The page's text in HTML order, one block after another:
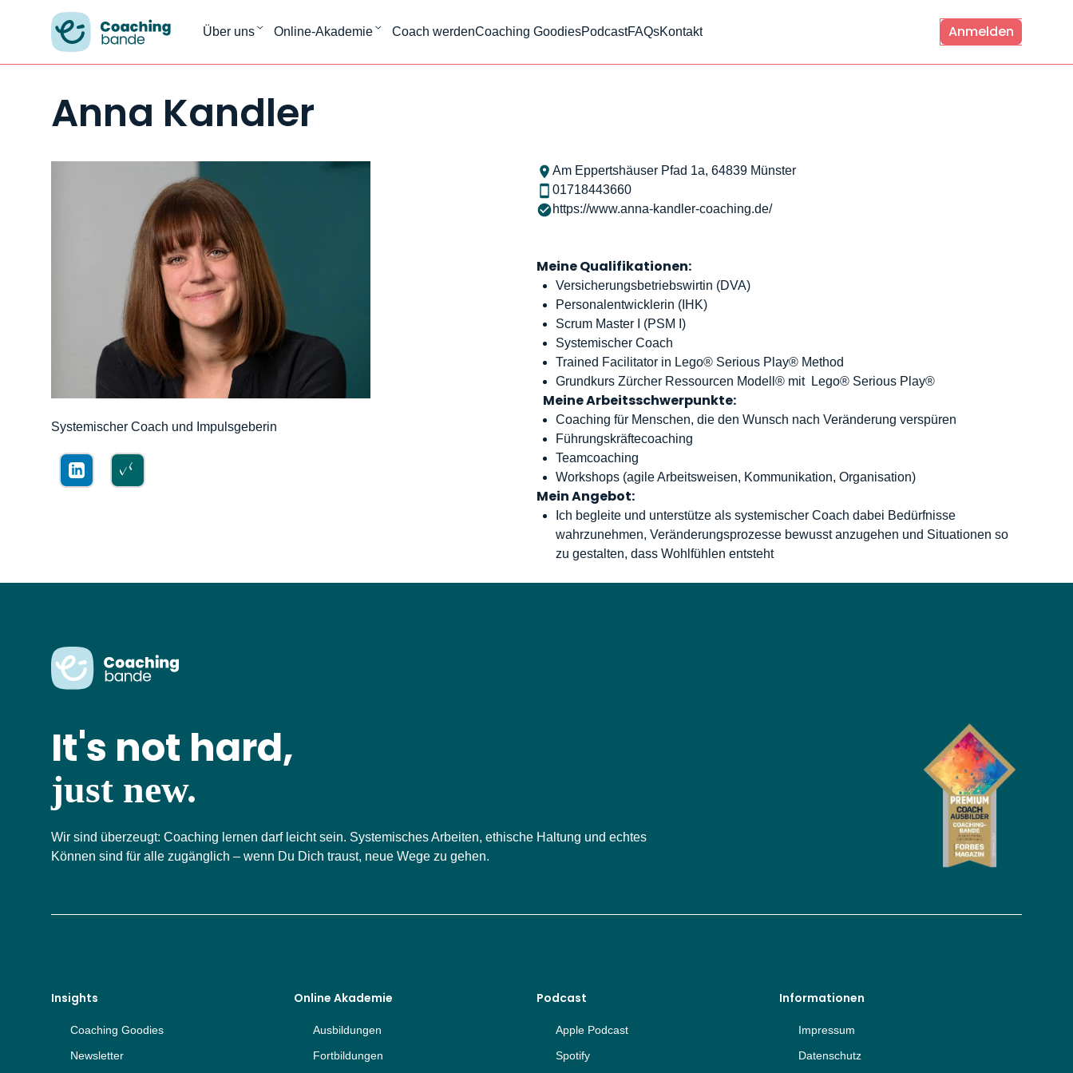
Über uns Online-Akademie Coach werdenCoaching GoodiesPodcastFAQsKontakt Anmelden
Anna Kandler
Systemischer Coach und Impulsgeberin
Am Eppertshäuser Pfad 1a, 64839 Münster
01718443660
https://www.anna-kandler-coaching.de/
Meine Qualifikationen:
Versicherungsbetriebswirtin (DVA)
Personalentwicklerin (IHK)
Scrum Master I (PSM I )
Systemischer Coach
Trained Facilitator in Lego® Serious Play® Method
Grundkurs Zürcher Ressourcen Modell® mit Lego® Serious Play®
Meine Arbeitsschwerpunkte:
Coaching für Menschen, die den Wunsch nach Veränderung verspüren
Führungskräftecoaching
Teamcoaching
Workshops (agile Arbeitsweisen, Kommunikation, Organisation)
Mein Angebot:
Ich begleite und unterstütze als systemischer Coach dabei Bedürfnisse
wahrzunehmen, Veränderungsprozesse bewusst anzugehen und Situationen so
zu gestalten, dass Wohlfühlen entsteht
It's not hard,
just new.
Wir sind überzeugt: Coaching lernen darf leicht sein. Systemisches Arbeiten, ethische Haltung und echtes
Können sind für alle zugänglich – wenn Du Dich traust, neue Wege zu gehen.
Insights
Coaching Goodies
Newsletter
Online Akademie
Ausbildungen
Fortbildungen
Podcast
Apple Podcast
Spotify
Informationen
Impressum
Datenschutz